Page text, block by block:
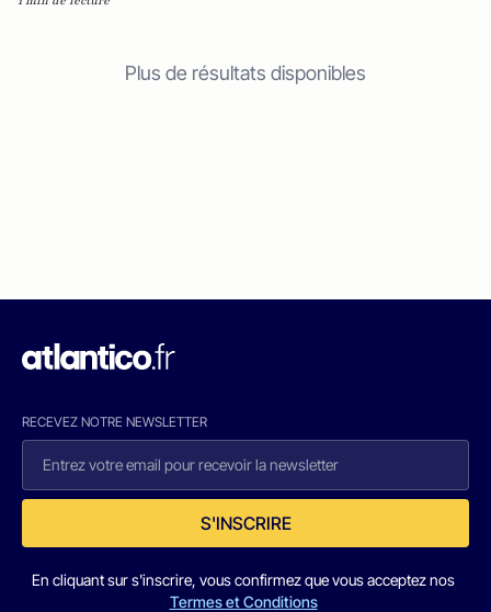
Plus de résultats disponibles
RECEVEZ NOTRE NEWSLETTER
S'INSCRIRE
En cliquant sur s'inscrire, vous confirmez que vous acceptez nos
Termes et Conditions